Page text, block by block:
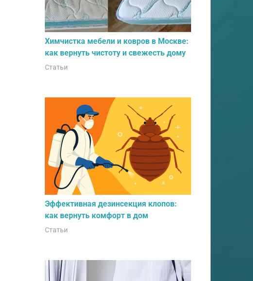
Химчистка мебели и ковров в Москве:
как вернуть чистоту и свежесть дому
Статьи
Эффективная дезинсекция клопов:
как вернуть комфорт в дом
Статьи